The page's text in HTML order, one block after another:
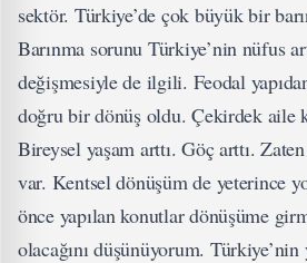
sektör. Türkiye’de çok büyük bir
Barınma sorunu Türkiye’nin nüfus
değişmesiyle de ilgili. Feodal
doğru bir dönüş oldu. Çekirdek aile
Bireysel yaşam arttı. Göç arttı.
var. Kentsel dönüşüm de yeterince
önce yapılan konutlar dönüşüme
olacağını düşünüyorum.